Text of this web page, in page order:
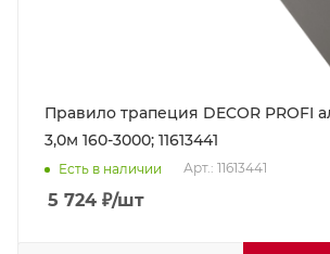
Правило трапеция DECOR PROFI
3,0м 160-3000; 11613441
Есть в наличии Арт.: 11613441
5 724 ₽/шт